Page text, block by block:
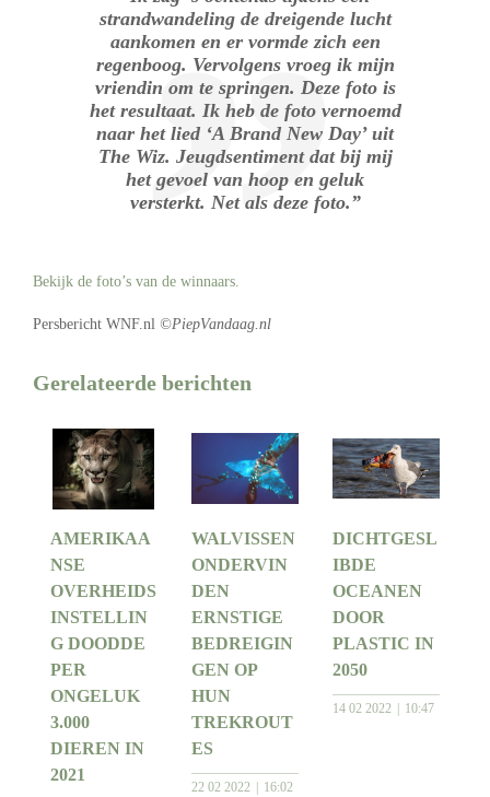
strandwandeling de dreigende lucht
aankomen en er vormde zich een
regenboog. Vervolgens vroeg ik mijn
vriendin om te springen. Deze foto is
het resultaat. Ik heb de foto vernoemd
naar het lied ‘A Brand New Day’ uit
The Wiz. Jeugdsentiment dat bij mij
het gevoel van hoop en geluk
versterkt. Net als deze foto.”
Bekijk de foto’s van de winnaars.
Persbericht WNF.nl ©PiepVandaag.nl
Gerelateerde berichten
AMERIKAA
NSE
OVERHEIDS
INSTELLIN
G DOODDE
PER
ONGELUK
3.000
DIEREN IN
2021
WALVISSEN
ONDERVIN
DEN
ERNSTIGE
BEDREIGIN
GEN OP
HUN
TREKROUT
ES
22 02 2022 16:02
DICHTGESL
IBDE
OCEANEN
DOOR
PLASTIC IN
2050
14 02 2022 10:47